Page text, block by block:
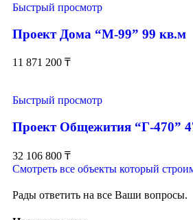
Быстрый просмотр
Проект Дома “М-99” 99 кв.м
11 871 200 ₸
Быстрый просмотр
Проект Общежития “Г-470”
32 106 800 ₸
Смотреть все объекты который
Рады ответить на все Ваши вопросы.